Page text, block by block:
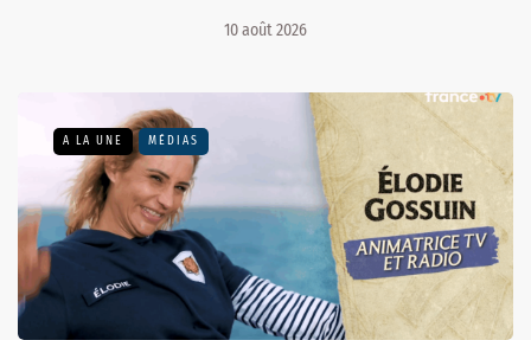
10 août 2026
A LA UNE MÉDIAS